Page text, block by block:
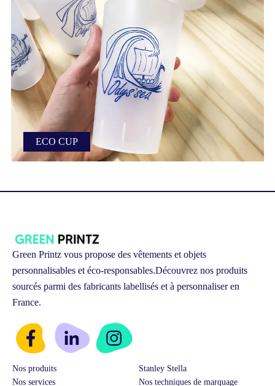
ECO CUP
Green Printz vous propose des vêtements et objets
personnalisables et éco-responsables.Découvrez nos produits
sourcés parmi des fabricants labellisés et à personnaliser en
France.
Nos produits
Stanley Stella
Nos services
Nos techniques de marquage